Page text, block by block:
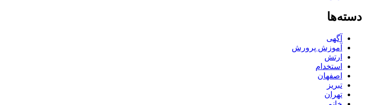
دسته‌ها
آگهی
آموزش پرورش
ارتش
استخدام
اصفهان
تبریز
تهران